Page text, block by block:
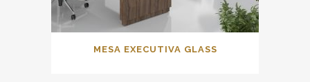
MESA EXECUTIVA GLASS